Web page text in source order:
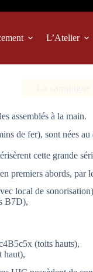
L’Atelier
assemblés à la main.
de fer), sont nées
cette grande
premiers abords,
local de
B7D),
(toits hauts),
haut),